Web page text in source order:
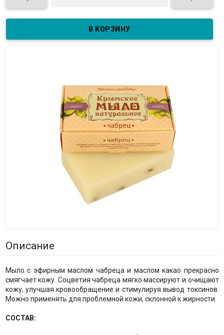
Описание
Мыло с эфирным маслом чабреца и маслом какао прекрасно
смягчает кожу. Соцветия чабреца мягко массируют и очищают
кожу, улучшая кровообращение и стимулируя вывод токсинов.
Можно применять для проблемной кожи, склонной к жирности.
СОСТАВ: